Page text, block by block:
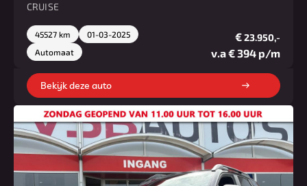
CRUISE
45527 km
01-03-2025
Automaat
€23.950,-
v.a € 394 p/m
Bekijk deze auto